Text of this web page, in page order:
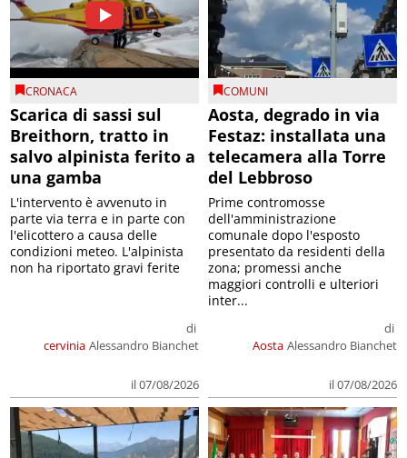
CRONACA
Scarica di sassi sul
Breithorn, tratto in
salvo alpinista ferito a
una gamba
cervinia
di
Alessandro Bianchet
il 07/08/2026
L'intervento è avvenuto in
parte via terra e in parte con
l'elicottero a causa delle
condizioni meteo. L'alpinista
non ha riportato gravi ferite
COMUNI
Aosta, degrado in via
Festaz: installata una
telecamera alla Torre
del Lebbroso
Aosta
di
Alessandro Bianchet
il 07/08/2026
Prime contromosse
dell'amministrazione
comunale dopo l'esposto
presentato da residenti della
zona; promessi anche
maggiori controlli e ulteriori
inter...